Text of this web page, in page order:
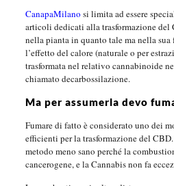
CanapaMilano si limita ad essere
articoli dedicati alla trasformazione del
nella pianta in quanto tale ma nella
l’effetto del calore (naturale o per
trasformata nel relativo cannabinoide
chiamato decarbossilazione.
Ma per assumerla devo
Fumare di fatto è considerato uno dei
efficienti per la trasformazione del
metodo meno sano perché la
cancerogene, e la Cannabis non fa